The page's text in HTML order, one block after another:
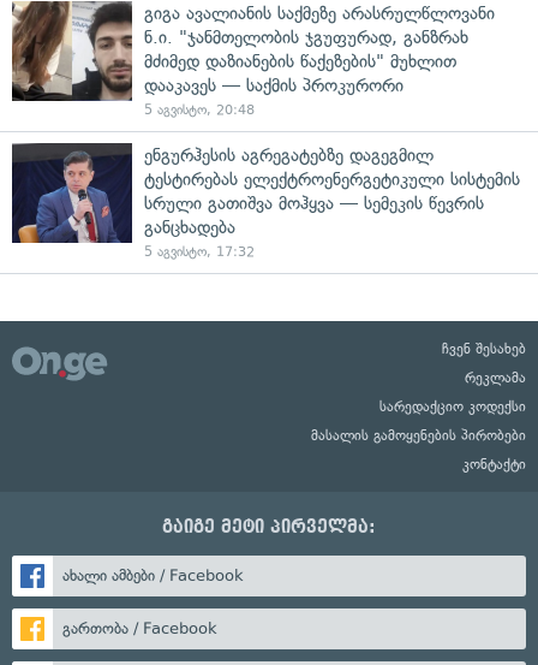
გიგა ავალიანის საქმეზე არასრულწლოვანი
ნ.ი. "ჯანმთელობის ჯგუფურად, განზრახ
მძიმედ დაზიანების წაქეზების" მუხლით
დააკავეს — საქმის პროკურორი
5 აგვისტო, 20:48
ენგურჰესის აგრეგატებზე დაგეგმილ
ტესტირებას ელექტროენერგეტიკული სისტემის
სრული გათიშვა მოჰყვა — სემეკის წევრის
განცხადება
5 აგვისტო, 17:32
ჩვენ შესახებ
რეკლამა
სარედაქციო კოდექსი
მასალის გამოყენების პირობები
კონტაქტი
გაიგე მეტი პირველმა:
ახალი ამბები / Facebook
გართობა / Facebook